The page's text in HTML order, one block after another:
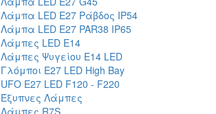
Λάμπα LED E27 Ράβδος IP54
Λάμπα LED E27 PAR38 IP65
Λάμπες LED E14
Λάμπες Ψυγείου E14 LED
Γλόμποι E27 LED High Bay
UFO E27 LED F120 - F220
Έξυπνες Λάμπες
Λάμπες R7S